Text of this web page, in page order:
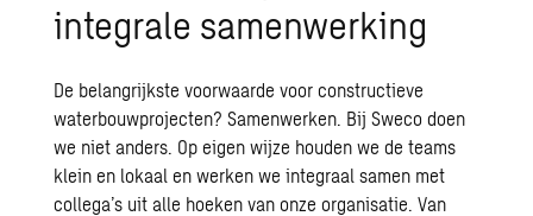
integrale samenwerking
De belangrijkste voorwaarde voor constructieve
waterbouwprojecten? Samenwerken. Bij Sweco doen
we niet anders. Op eigen wijze houden we de teams
klein en lokaal en werken we integraal samen met
collega’s uit alle hoeken van onze organisatie. Van